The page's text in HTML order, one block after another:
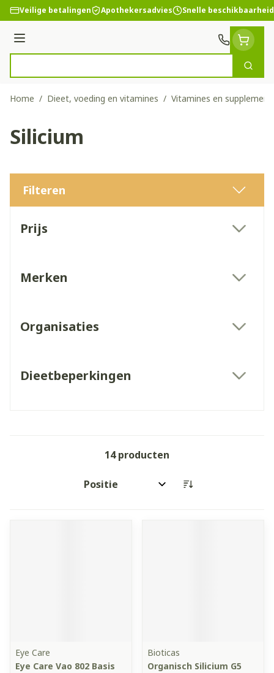
Ga naar de inhoud
Veilige betalingen Apothekersadvies Snelle beschikbaarheid
Menu
Zoek
Home / Dieet, voeding en vitamines / Vitamines en
Silicium
Filteren
Prijs
Merken
Organisaties
Dieetbeperkingen
14producten
Sorteer op:
Eye Care
Eye Care Vao 802 Basis
Bioticas
Organisch Silicium G5